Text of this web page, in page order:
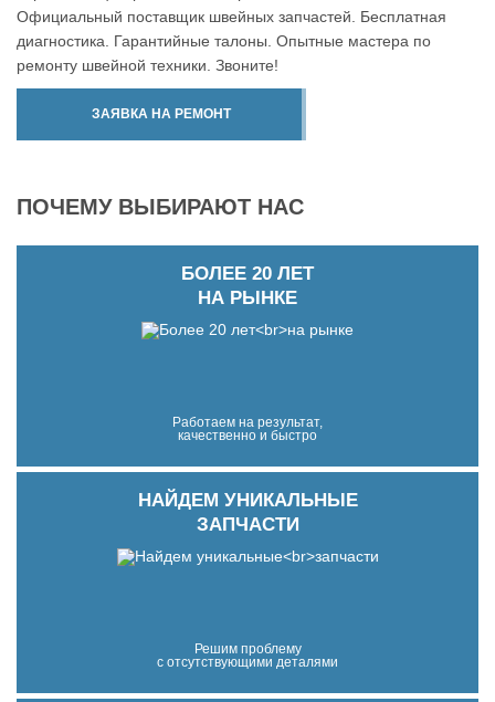
Официальный поставщик швейных запчастей. Бесплатная
диагностика. Гарантийные талоны. Опытные мастера по
ремонту швейной техники. Звоните!
ЗАЯВКА НА РЕМОНТ
ПОЧЕМУ ВЫБИРАЮТ НАС
БОЛЕЕ 20 ЛЕТ
НА РЫНКЕ
Работаем на результат,
качественно и быстро
НАЙДЕМ УНИКАЛЬНЫЕ
ЗАПЧАСТИ
Решим проблему
с отсутствующими деталями